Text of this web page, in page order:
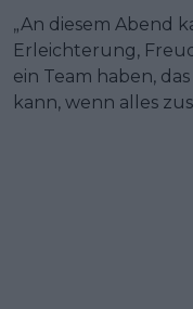
„An diesem Abend
Erleichterung,
ein Team haben,
kann, wenn alles